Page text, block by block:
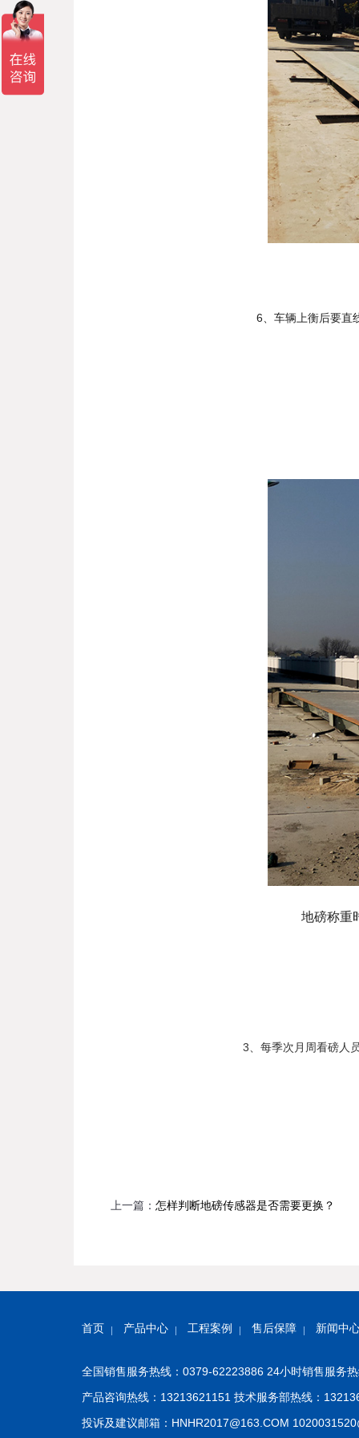
6、车辆上衡后要直
地磅称重
3、每季次月周看磅人
上一篇：怎样判断地磅传感器是否需要更换？
首页 产品中心 工程案例 售后保障 新闻中
全国销售服务热线：0379-62223886 24小时销售服务
产品咨询热线：13213621151 技术服务部热线：
投诉及建议邮箱：HNHR2017@163.COM